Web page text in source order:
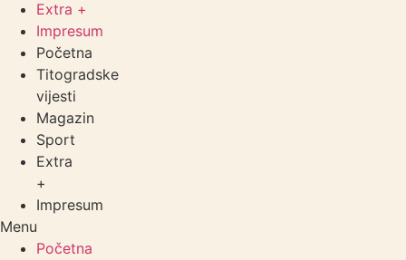
Extra +
Impresum
Početna
Titogradske
vijesti
Magazin
Sport
Extra
+
Impresum
Menu
Početna